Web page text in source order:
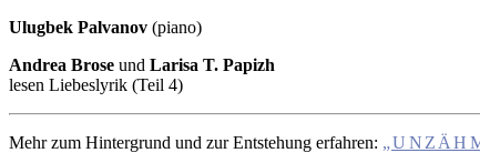
Ulugbek Palvanov (piano)
Andrea Brose und Larisa T. Papizh
lesen Liebeslyrik (Teil 4)
Mehr zum Hintergrund und zur Entstehung erfahren: